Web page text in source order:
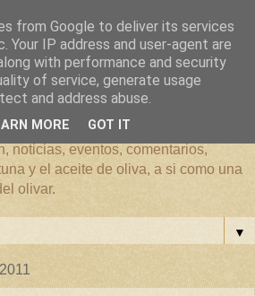
Olivar
noticias, eventos, comentarios,
y el aceite de oliva, a si como una
olivar.
▼
from Google to deliver its services
Your IP address and user-agent are
with performance and security
of service, generate usage
and address abuse.
MORE GOT IT